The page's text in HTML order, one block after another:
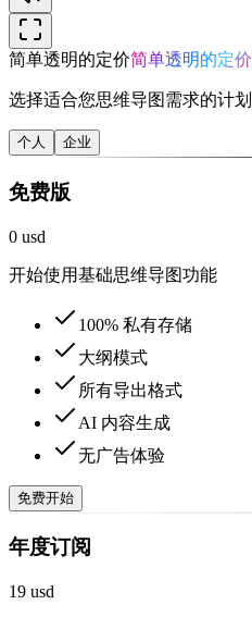
简单透明的定价简单透明的定价
选择适合您思维导图需求的计划
个人 企业
免费版
0 usd
开始使用基础思维导图功能
100% 私有存储
大纲模式
所有导出格式
AI 内容生成
无广告体验
免费开始
年度订阅
19 usd